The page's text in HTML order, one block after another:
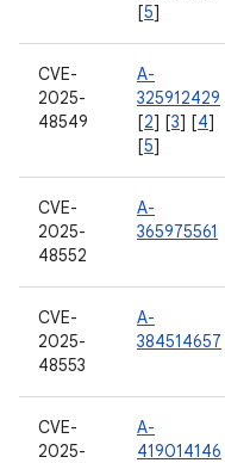
[5]
CVE-
2025-
48549
A-
325912429
[2] [3] [4]
[5]
CVE-
2025-
48552
A-
365975561
CVE-
2025-
48553
A-
384514657
CVE-
2025-
A-
419014146